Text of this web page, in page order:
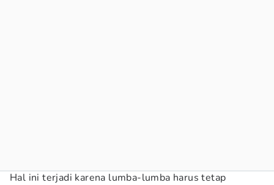
Hal ini terjadi karena lumba-lumba harus tetap